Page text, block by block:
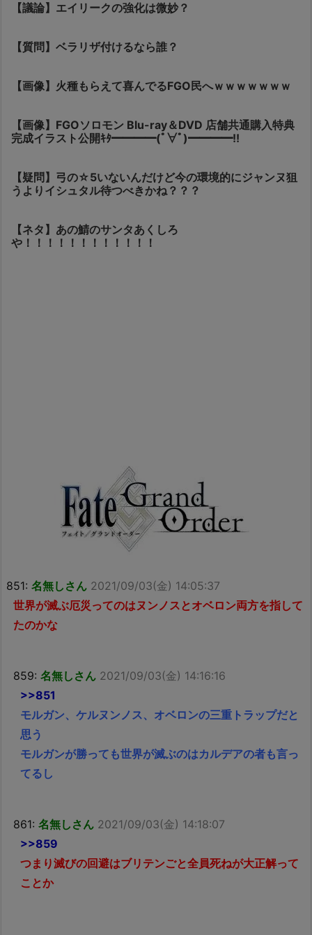
【議論】エイリークの強化は微妙？
【質問】ベラリザ付けるなら誰？
【画像】火種もらえて喜んでるFGO民へｗｗｗｗｗｗｗ
【画像】FGOソロモン Blu-ray＆DVD 店舗共通購入特典
完成イラスト公開ｷﾀ━━━━(ﾟ∀ﾟ)━━━━!!
【疑問】弓の☆5いないんだけど今の環境的にジャンヌ狙
うよりイシュタル待つべきかね？？？
【ネタ】あの鯖のサンタあくしろ
や！！！！！！！！！！！！
851: 名無しさん 2021/09/03(金) 14:05:37
世界が滅ぶ厄災ってのはヌンノスとオベロン両方を指して
たのかな
859: 名無しさん 2021/09/03(金) 14:16:16
>>851
モルガン、ケルヌンノス、オベロンの三重トラップだと
思う
モルガンが勝っても世界が滅ぶのはカルデアの者も言っ
てるし
861: 名無しさん 2021/09/03(金) 14:18:07
>>859
つまり滅びの回避はブリテンごと全員死ねが大正解って
ことか